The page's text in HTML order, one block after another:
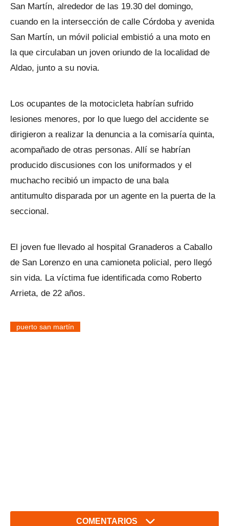
San Martín, alrededor de las 19.30 del domingo,
cuando en la intersección de calle Córdoba y avenida
San Martín, un móvil policial embistió a una moto en
la que circulaban un joven oriundo de la localidad de
Aldao, junto a su novia.
Los ocupantes de la motocicleta habrían sufrido
lesiones menores, por lo que luego del accidente se
dirigieron a realizar la denuncia a la comisaría quinta,
acompañado de otras personas. Allí se habrían
producido discusiones con los uniformados y el
muchacho recibió un impacto de una bala
antitumulto disparada por un agente en la puerta de la
seccional.
El joven fue llevado al hospital Granaderos a Caballo
de San Lorenzo en una camioneta policial, pero llegó
sin vida. La víctima fue identificada como Roberto
Arrieta, de 22 años.
puerto san martín
COMENTARIOS